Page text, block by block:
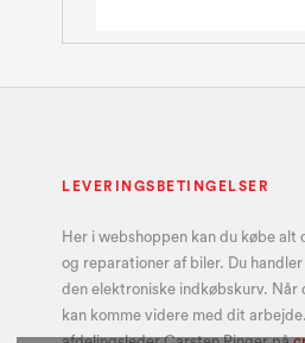
LEVERINGSBETINGELSER
Her i webshoppen kan du købe
og reparationer af biler. Du
den elektroniske indkøbskurv. Når
kan komme videre med dit